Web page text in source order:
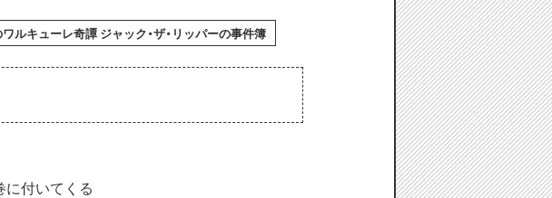
ルキューレ奇譚 ジャック・ザ・リッパーの事件簿
に付いてくる